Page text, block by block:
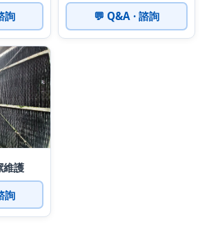
詢
💬 Q&A · 諮詢
維護
詢